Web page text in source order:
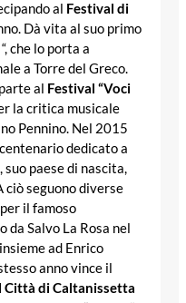
al
Festival di
Dà vita al suo primo
che lo porta a
a Torre del Greco.
al
Festival “Voci
la critica musicale
Pennino. Nel 2015
dedicato a
paese di nascita,
ciò seguono diverse
il famoso
da Salvo La Rosa nel
ad Enrico
anno vince il
Città di Caltanissetta